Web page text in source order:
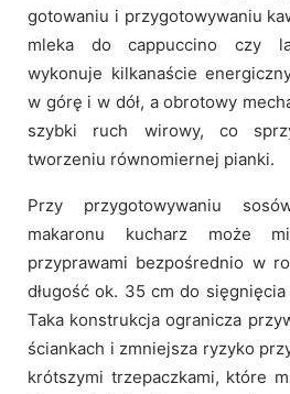
gotowaniu i przygotowywaniu
mleka do cappuccino czy
wykonuje kilkanaście
w górę i w dół, a obrotowy
szybki ruch wirowy, co
tworzeniu równomiernej pianki.
Przy przygotowywaniu
makaronu kucharz może
przyprawami bezpośrednio w
długość ok. 35 cm do
Taka konstrukcja ogranicza
ściankach i zmniejsza ryzyko
krótszymi trzepaczkami, które